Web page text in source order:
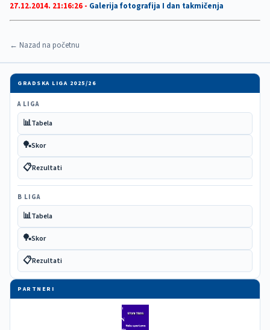
27.12.2014. 21:16:26 - Galerija fotografija I dan takmičenja
← Nazad na početnu
GRADSKA LIGA 2025/26
A LIGA
📊Tabela
🏓Skor
📋Rezultati
B LIGA
📊Tabela
🏓Skor
📋Rezultati
PARTNERI